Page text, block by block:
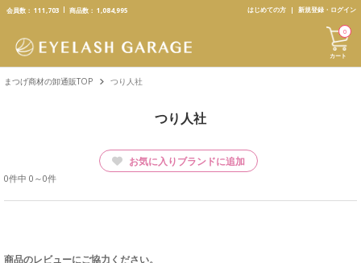
text.skipToContent
text.skipToNavigation
会員数： 111,703 商品数： 1,084,995 はじめての方 新規登録・ログイン
カート
0
まつげ商材の卸通販TOP つり人社
つり人社
お気に入りブランドに追加
0件中 0～0件
商品のレビューにご協力ください。